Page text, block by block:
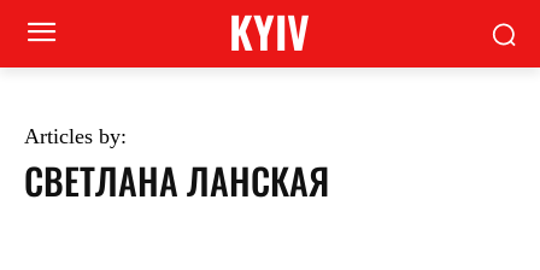
KYIV
Articles by:
СВЕТЛАНА ЛАНСКАЯ